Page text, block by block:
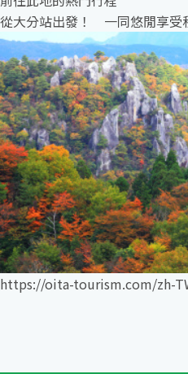
從大分站出發！ 一同悠閒享受
https://oita-tourism.com/zh-